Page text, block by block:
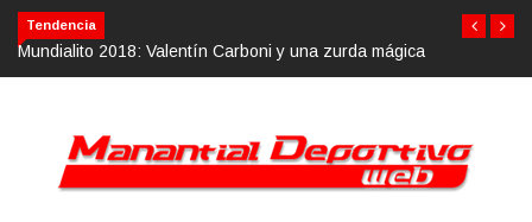
Tendencia
y una zurda mágica Calvario Race 2018, 10 de noviembre